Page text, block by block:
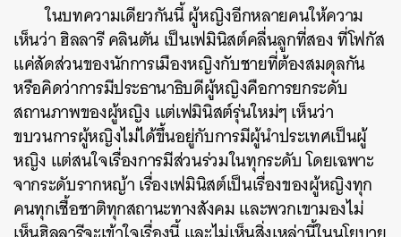
ในบทความเดียวกันนี้ ผู้หญิงอีกหลายคนให้ความ
เห็นว่า ฮิลลารี คลินตัน เป็นเฟมินิสต์คลื่นลูกที่สอง ที่โฟกัส
แค่สัดส่วนของนักการเมืองหญิงกับชายที่ต้องสมดุลกัน
หรือคิดว่าการมีประธานาธิบดีผู้หญิงคือการยกระดับ
สถานภาพของผู้หญิง แต่เฟมินิสต์รุ่นใหม่ๆ เห็นว่า
ขบวนการผู้หญิงไม่ได้ขึ้นอยู่กับการมีผู้นำประเทศเป็นผู้
หญิง แต่สนใจเรื่องการมีส่วนร่วมในทุกระดับ โดยเฉพาะ
จากระดับรากหญ้า เรื่องเฟมินิสต์เป็นเรื่องของผู้หญิงทุก
คนทุกเชื้อชาติทุกสถานะทางสังคม และพวกเขามองไม่